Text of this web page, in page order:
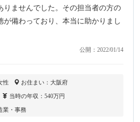
りませんでした。その担当者の方の
が備わっており、本当に助かりまし
公開：2022/01/14
性
お住まい：大阪府
当時の年収：540万円
業・事務